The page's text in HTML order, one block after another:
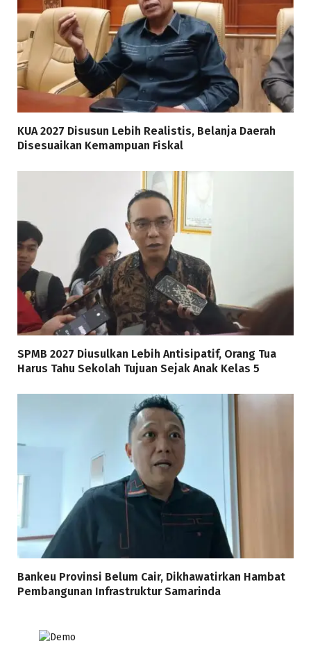
KUA 2027 Disusun Lebih Realistis, Belanja Daerah
Disesuaikan Kemampuan Fiskal
SPMB 2027 Diusulkan Lebih Antisipatif, Orang Tua
Harus Tahu Sekolah Tujuan Sejak Anak Kelas 5
Bankeu Provinsi Belum Cair, Dikhawatirkan Hambat
Pembangunan Infrastruktur Samarinda